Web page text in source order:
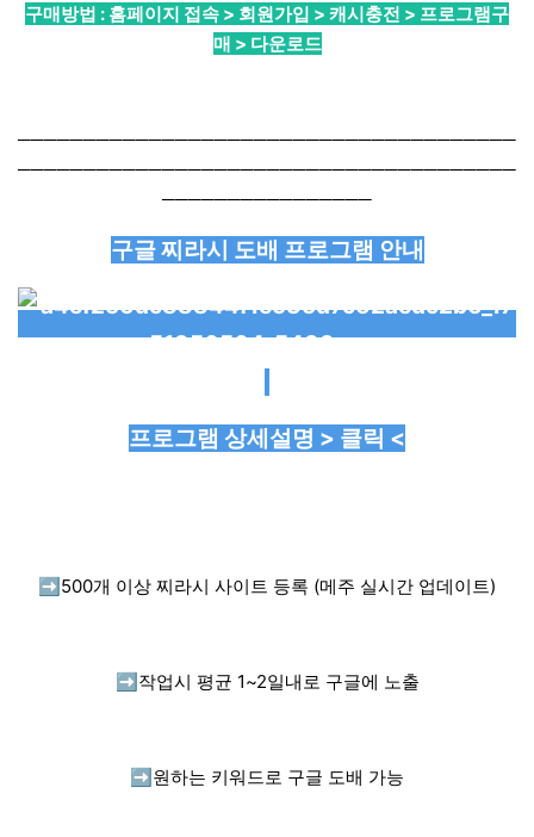
구매방법 : 홈페이지 접속 > 회원가입 > 캐시충전 > 프로그램구
매 > 다운로드
──────────────────────────────────────
──────────────────────────────────────
────────────────
구글 찌라시 도배 프로그램 안내
프로그램 상세설명 > 클릭 <
➡️ 500개 이상 찌라시 사이트 등록 (메주 실시간 업데이트)
➡️ 작업시 평균 1~2일내로 구글에 노출
➡️ 원하는 키워드로 구글 도배 가능